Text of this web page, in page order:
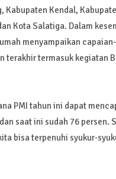
Kabupaten Kendal,
Kota Salatiga. Dalam
menyampaikan
terakhir termasuk kegiatan
PMI tahun ini dapat
saat ini sudah 76 persen.
bisa terpenuhi syukur-